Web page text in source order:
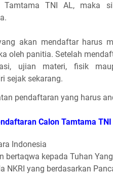
Tamtama TNI AL, maka
akan mendaftar harus
oleh panitia. Setelah
ujian materi, fisik
sejak sekarang.
pendaftaran yang harus
Calon Tamtama
Indonesia
bertaqwa kepada Tuhan
NKRI yang berdasarkan